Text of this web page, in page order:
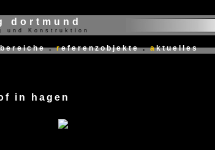
dortmund
und Konstruktion
. referenzobjekte . aktuelles
in hagen